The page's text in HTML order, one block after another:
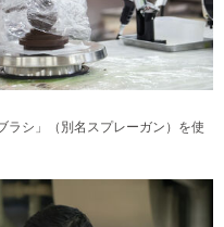
ラシ」（別名スプレーガン）を使